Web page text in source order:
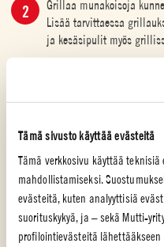
Tämä sivusto käyttää evästeitä
Tämä verkkosivu käyttää
mahdollistamiseksi.
evästeitä, kuten analyyttisiä
suorituskykyä, ja – sekä Mutti-
profilointievästeitä
Grillaa munakoisoja
Lisää tarvittaessa
ja kesäsipulit myös
Kuutioi grillikasvikset.
Mutti Verdurine ja loput
oliiveja tai kapriksia.
Tarjoile paahdetun leivän
PÄÄRUOKA